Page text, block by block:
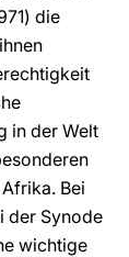
die
in der Welt
Bei
der Synode
wichtige